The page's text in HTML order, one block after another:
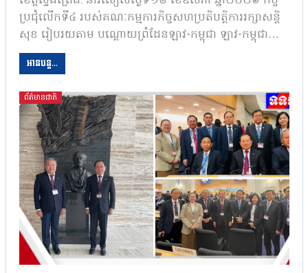
ប្រជុំលើកទី៤ របស់គណៈកម្មការកិច្ចសហប្រតិបត្តិការរក្សាសន្តិ
សុខ រៀបរយតាម បណ្ដោយព្រំដែនឡាវ-កម្ពុជា ឡាវ-កម្ពុជា…
អានបន្ត...
ព័ត៌មានជាតិ